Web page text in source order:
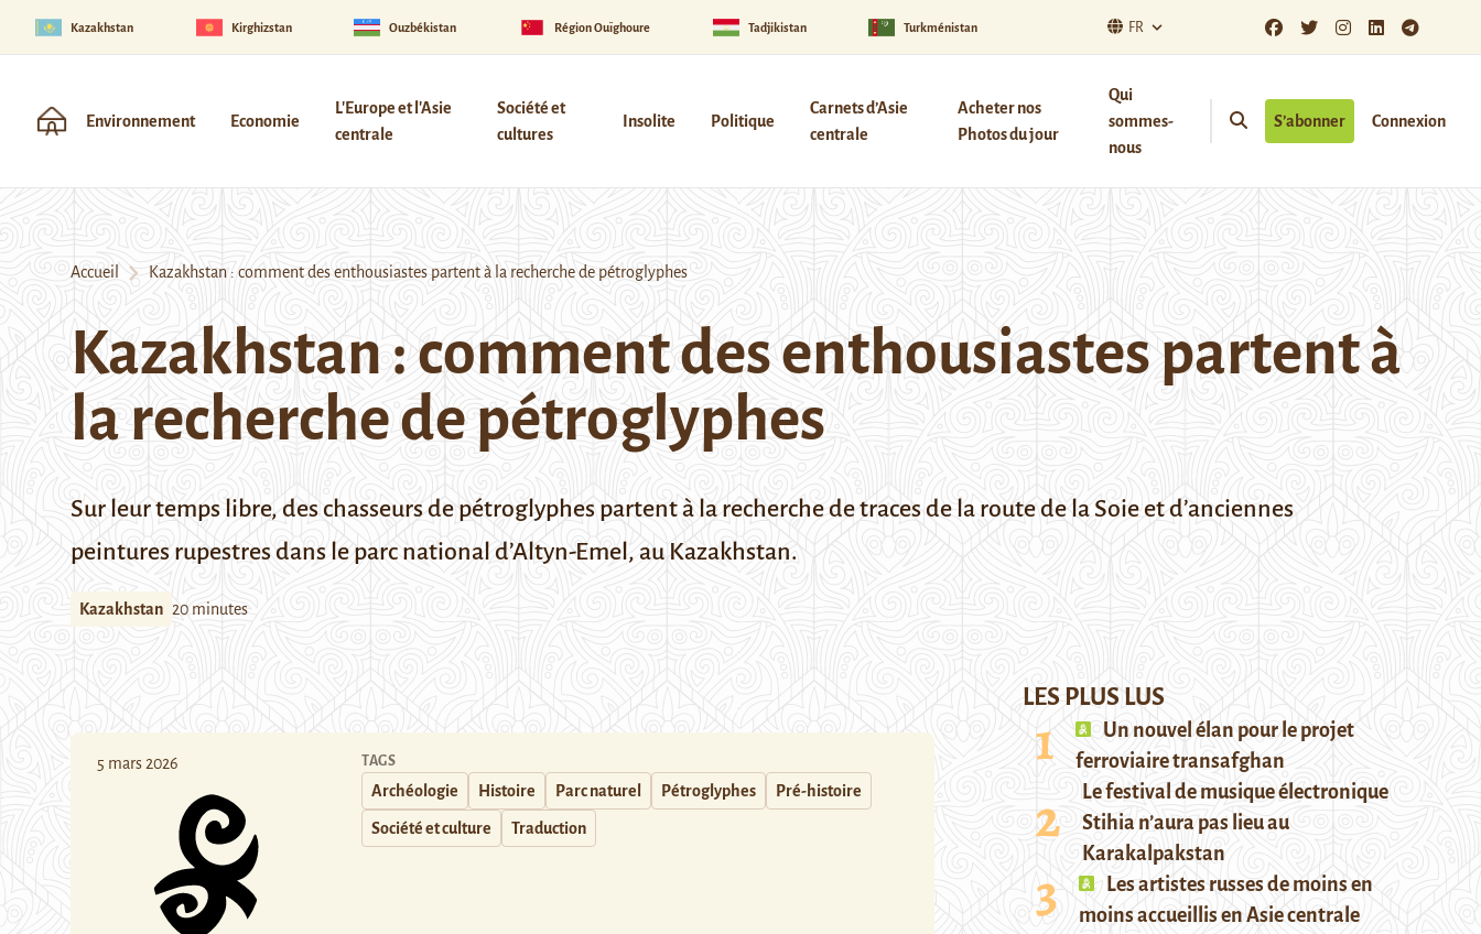
Kazakhstan Kirghizstan Ouzbékistan Région Ouïghoure Tadjikistan Turkménistan FR
Environnement Economie
L'Europe et l'Asie
centrale
Société et
cultures
Insolite Politique
Carnets d’Asie
centrale
Acheter nos
Photos du jour
Qui
sommes-
nous
S’abonner Connexion
Accueil Kazakhstan : comment des enthousiastes partent à la recherche de pétroglyphes
Kazakhstan : comment des enthousiastes partent à
la recherche de pétroglyphes
Sur leur temps libre, des chasseurs de pétroglyphes partent à la recherche de traces de la route de la Soie et d’anciennes
peintures rupestres dans le parc national d’Altyn-Emel, au Kazakhstan.
Kazakhstan 20 minutes
5 mars 2026 TAGS
Archéologie Histoire Parc naturel Pétroglyphes Pré-histoire
Société et culture Traduction
LES PLUS LUS
Un nouvel élan pour le projet
ferroviaire transafghan
Le festival de musique électronique
Stihia n’aura pas lieu au
Karakalpakstan
Les artistes russes de moins en
moins accueillis en Asie centrale